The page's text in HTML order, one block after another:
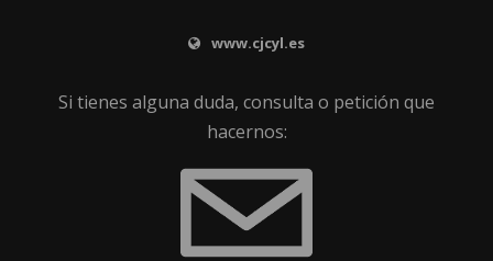
www.cjcyl.es
Si tienes alguna duda, consulta o petición que
hacernos: